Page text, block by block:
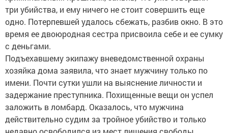
три убийства, и ему ничего не стоит совершить еще
одно. Потерпевшей удалось сбежать, разбив окно. В это
время ее двоюродная сестра присвоила себе и ее сумку
с деньгами.
Подъехавшему экипажу вневедомственной охраны
хозяйка дома заявила, что знает мужчину только по
имени. Почти сутки ушли на выяснение личности и
задержание преступника. Похищенные вещи он успел
заложить в ломбард. Оказалось, что мужчина
действительно судим за тройное убийство и только